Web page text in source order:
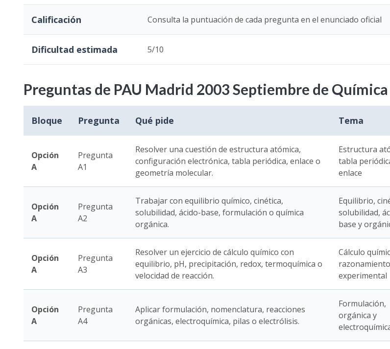
Calificación Consulta la puntuación de cada pregunta en el enunciado oficial
Dificultad estimada 5/10
Preguntas de PAU Madrid 2003 Septiembre de Química
Bloque Pregunta Qué pide Tema
Opción
A
Pregunta
A1
Resolver una cuestión de estructura atómica,
configuración electrónica, tabla periódica, enlace o
geometría molecular.
Estructura
tabla
enlace
Opción
A
Pregunta
A2
Trabajar con equilibrio químico, cinética,
solubilidad, ácido-base, formulación o química
orgánica.
Equilibrio,
solubilidad,
base y
Opción
A
Pregunta
A3
Resolver un ejercicio de cálculo químico con
equilibrio, pH, precipitación, redox, termoquímica o
velocidad de reacción.
Cálculo
razonamiento
experimental
Opción
A
Pregunta
A4
Aplicar formulación, nomenclatura, reacciones
orgánicas, electroquímica, pilas o electrólisis.
Formulación,
orgánica y